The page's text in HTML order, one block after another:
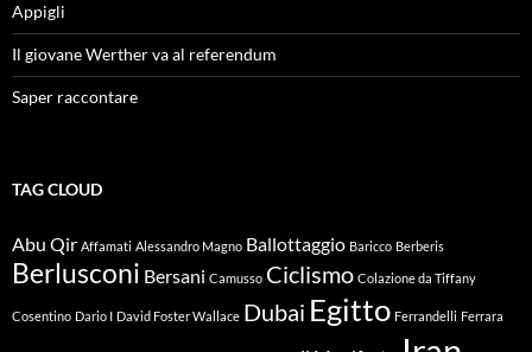
Appigli
Il giovane Werther va al referendum
Saper raccontare
TAG CLOUD
Abu Qir Affamati Alessandro Magno Ballottaggio Baricco Berberis
Berlusconi Bersani Camusso Ciclismo Colazione da Tiffany
Cosentino Dario I David Foster Wallace Dubai Egitto Ferrandelli Ferrara